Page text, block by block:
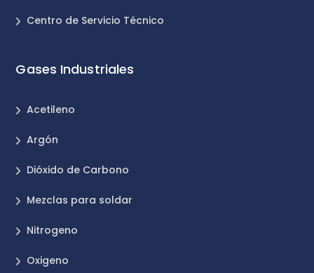
Centro de Servicio Técnico
Gases Industriales
Acetileno
Argón
Dióxido de Carbono
Mezclas para soldar
Nitrogeno
Oxigeno